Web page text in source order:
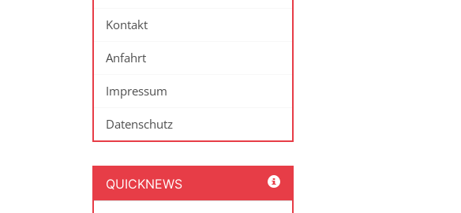
Kontakt
Anfahrt
Impressum
Datenschutz
QUICKNEWS